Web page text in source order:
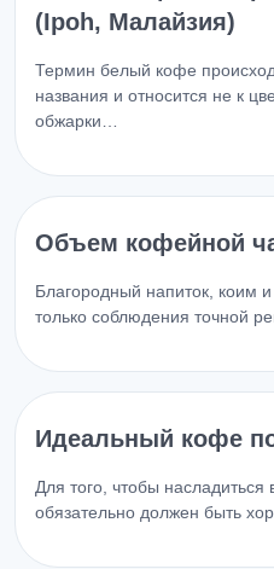
(Ipoh, Малайзия)
Термин белый кофе
названия и относится не к
обжарки…
Объем кофейной
Благородный напиток, коим
только соблюдения точной
Идеальный кофе
Для того, чтобы насладиться
обязательно должен быть